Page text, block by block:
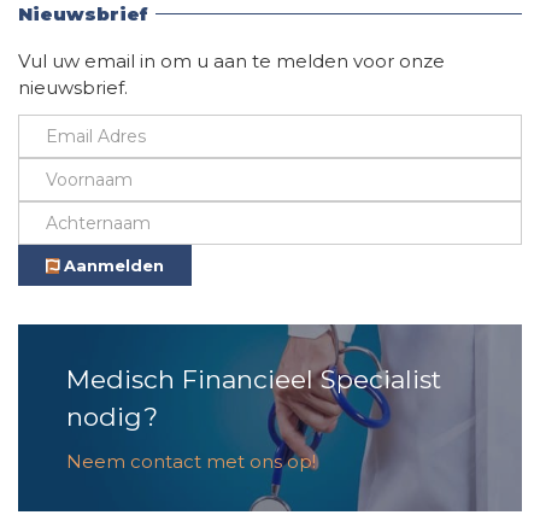
Nieuwsbrief
Vul uw email in om u aan te melden voor onze
nieuwsbrief.
Aanmelden
Medisch Financieel Specialist
nodig?
Neem contact met ons op!